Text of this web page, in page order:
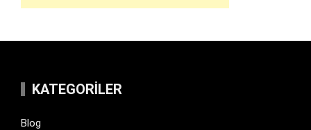
KATEGORILER
Blog